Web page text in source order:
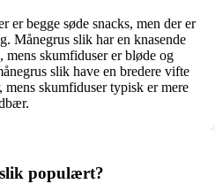
er begge søde snacks, men der er
Månegrus slik har en knasende
mens skumfiduser er bløde og
slik have en bredere vifte
mens skumfiduser typisk er mere
populært?